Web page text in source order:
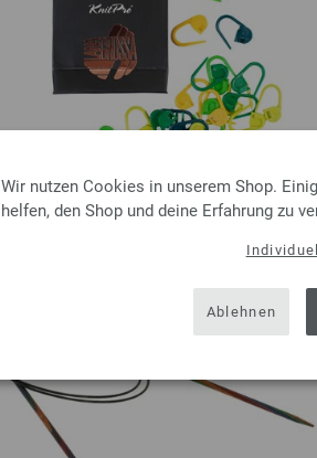
Wir nutzen Cookies in unserem Shop.
helfen, den Shop und deine Erfahrung zu
Ablehnen